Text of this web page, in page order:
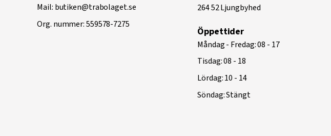
Mail: butiken@trabolaget.se
Org. nummer: 559578-7275
264 52 Ljungbyhed
Öppettider
Måndag - Fredag: 08 - 17
Tisdag: 08 - 18
Lördag: 10 - 14
Söndag: Stängt